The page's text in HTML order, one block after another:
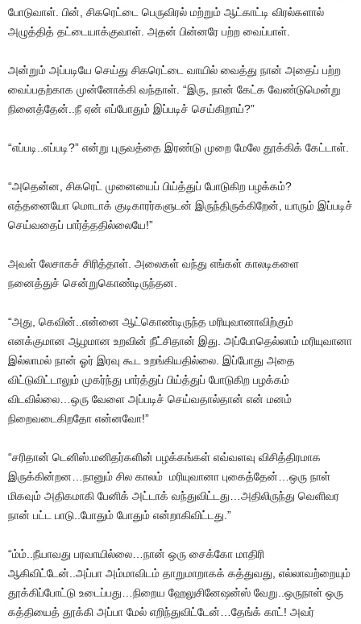
போடுவாள். பின், சிகரெட்டை பெருவிரல் மற்றும் ஆட்காட்டி விரல்களால்
அழுத்தித் தட்டையாக்குவாள். அதன் பின்னரே பற்ற வைப்பாள்.
அன்றும் அப்படியே செய்து சிகரெட்டை வாயில் வைத்து நான் அதைப் பற்ற
வைப்பதற்காக முன்னோக்கி வந்தாள். “இரு, நான் கேட்க வேண்டுமென்று
நினைத்தேன்..நீ ஏன் எப்போதும் இப்படிச் செய்கிறாய்?”
“எப்படி..எப்படி?” என்று புருவத்தை இரண்டு முறை மேலே தூக்கிக் கேட்டாள்.
“அதென்ன, சிகரெட் முனையைப் பிய்த்துப் போடுகிற பழக்கம்?
எத்தனையோ மொடாக் குடிகாரர்களுடன் இருந்திருக்கிறேன், யாரும் இப்படிச்
செய்வதைப் பார்த்ததில்லையே!”
அவள் லேசாகச் சிரித்தாள். அலைகள் வந்து எங்கள் காலடிகளை
நனைத்துச் சென்றுகொண்டிருந்தன.
“அது, கெவின்..என்னை ஆட்கொண்டிருந்த மரியுவானாவிற்கும்
எனக்குமான ஆழமான உறவின் நீட்சிதான் இது. அப்போதெல்லாம் மரியுவானா
இல்லாமல் நான் ஓர் இரவு கூட உறங்கியதில்லை. இப்போது அதை
விட்டுவிட்டாலும் முகர்ந்து பார்த்துப் பிய்த்துப் போடுகிற பழக்கம்
விடவில்லை…ஒரு வேளை அப்படிச் செய்வதால்தான் என் மனம்
நிறைவடைகிறதோ என்னவோ!”
“சரிதான் டெனிஸ்.மனிதர்களின் பழக்கங்கள் எவ்வளவு விசித்திரமாக
இருக்கின்றன…நானும் சில காலம் மரியுவானா புகைத்தேன்…ஒரு நாள்
மிகவும் அதிகமாகி பேனிக் அட்டாக் வந்துவிட்டது…அதிலிருந்து வெளிவர
நான் பட்ட பாடு..போதும் போதும் என்றாகிவிட்டது.”
“ம்ம்..நீயாவது பரவாயில்லை…நான் ஒரு சைக்கோ மாதிரி
ஆகிவிட்டேன்..அப்பா அம்மாவிடம் தாறுமாறாகக் கத்துவது, எல்லாவற்றையும்
தூக்கிப்போட்டு உடைப்பது…நிறைய ஹேலுசினேஷன்ஸ் வேறு..ஒருநாள் ஒரு
கத்தியைத் தூக்கி அப்பா மேல் எறிந்துவிட்டேன்…தேங்க் காட்! அவர்